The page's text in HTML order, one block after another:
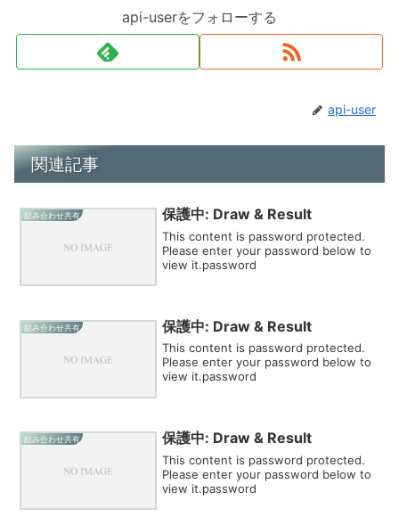
api-userをフォローする
api-user
関連記事
組み合わせ共有 保護中: Draw & Result
This content is password protected.
Please enter your password below to
view it.password
組み合わせ共有 保護中: Draw & Result
This content is password protected.
Please enter your password below to
view it.password
組み合わせ共有 保護中: Draw & Result
This content is password protected.
Please enter your password below to
view it.password